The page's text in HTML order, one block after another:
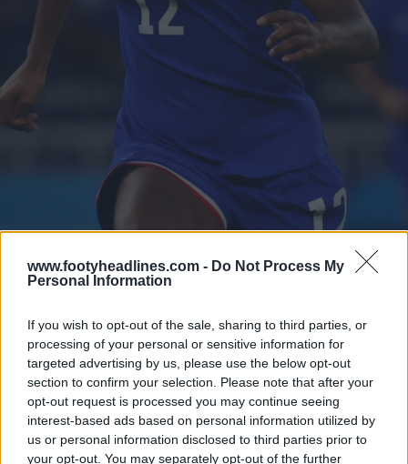
www.footyheadlines.com - Do Not Process My
Personal Information
If you wish to opt-out of the sale, sharing to third parties, or
processing of your personal or sensitive information for
targeted advertising by us, please use the below opt-out
section to confirm your selection. Please note that after your
opt-out request is processed you may continue seeing
interest-based ads based on personal information utilized by
us or personal information disclosed to third parties prior to
your opt-out. You may separately opt-out of the further
Colombia